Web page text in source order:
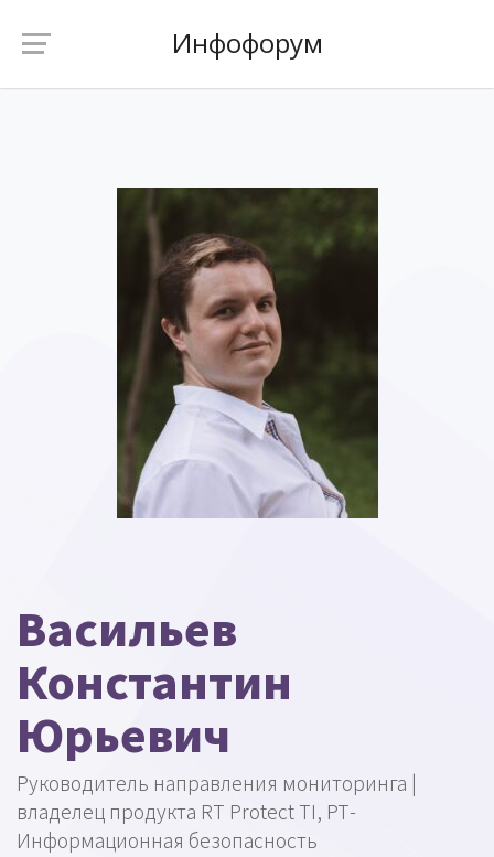
Инфофорум
Васильев
Константин
Юрьевич
Руководитель направления мониторинга |
владелец продукта RT Protect TI, РТ-
Информационная безопасность